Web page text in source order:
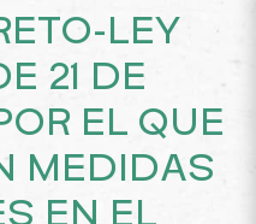
LEY
21 DE
EL QUE
MEDIDAS